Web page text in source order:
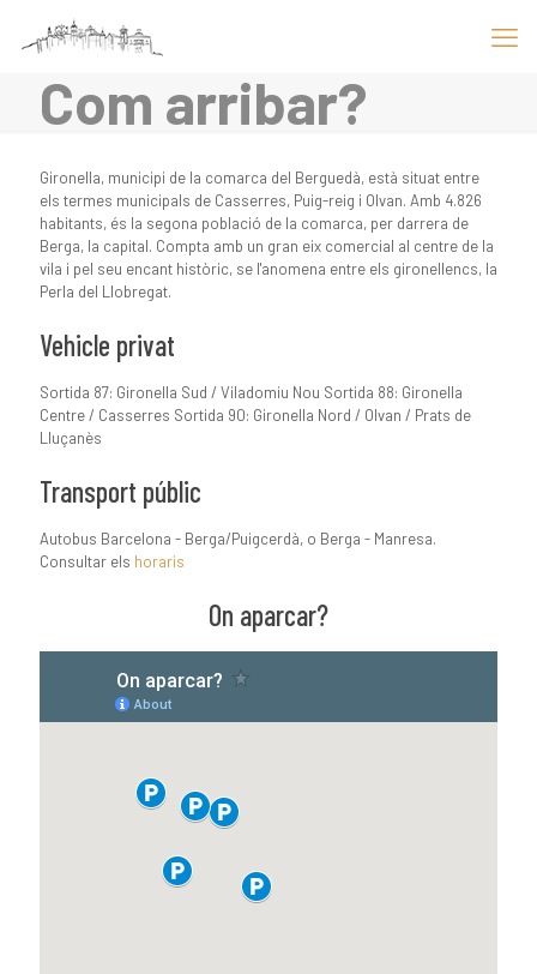
Com arribar?
Gironella, municipi de la comarca del Berguedà, està situat entre
els termes municipals de Casserres, Puig-reig i Olvan. Amb 4.826
habitants, és la segona població de la comarca, per darrera de
Berga, la capital. Compta amb un gran eix comercial al centre de la
vila i pel seu encant històric, se l'anomena entre els gironellencs, la
Perla del Llobregat.
Vehicle privat
Sortida 87: Gironella Sud / Viladomiu Nou Sortida 88: Gironella
Centre / Casserres Sortida 90: Gironella Nord / Olvan / Prats de
Lluçanès
Transport públic
Autobus Barcelona - Berga/Puigcerdà, o Berga - Manresa.
Consultar els horaris
On aparcar?